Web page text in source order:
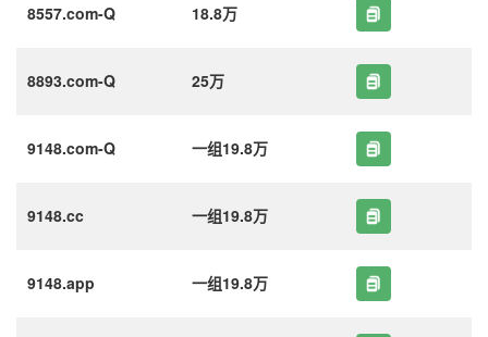
8557.com-Q 18.8万
8893.com-Q 25万
9148.com-Q 一组19.8万
9148.cc 一组19.8万
9148.app 一组19.8万